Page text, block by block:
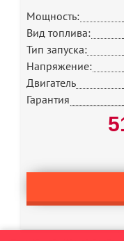
Мощность:
Вид топлива:
Тип запуска:
Напряжение:
Двигатель
Гарантия